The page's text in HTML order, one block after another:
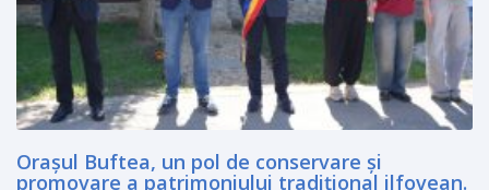
Orașul Buftea, un pol de conservare și
promovare a patrimoniului tradițional ilfovean.